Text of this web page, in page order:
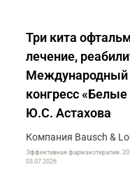
Три кита
лечение,
Международный
конгресс
Ю.С. Астахова
Компания Bausch &
Эффективная фармакотерапия.
03.07.2026